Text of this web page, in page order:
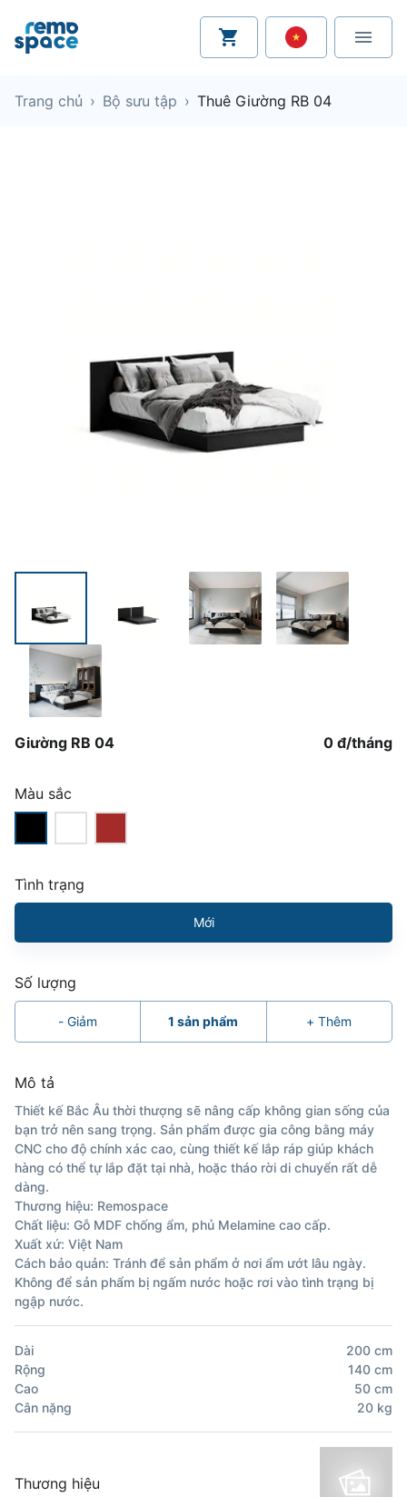
Trang chủ › Bộ sưu tập › Thuê Giường RB 04
Giường RB 04 0 đ/tháng
Màu sắc
Tình trạng
Mới
Số lượng
-Giảm 1 sản phẩm +Thêm
Mô tả
Thiết kế Bắc Âu thời thượng sẽ nâng cấp không gian sống của
bạn trở nên sang trọng. Sản phẩm được gia công bằng máy
CNC cho độ chính xác cao, cùng thiết kế lắp ráp giúp khách
hàng có thể tự lắp đặt tại nhà, hoặc tháo rời di chuyển rất dễ
dàng.
Thương hiệu: Remospace
Chất liệu: Gỗ MDF chống ẩm, phủ Melamine cao cấp.
Xuất xứ: Việt Nam
Cách bảo quản: Tránh để sản phẩm ở nơi ẩm ướt lâu ngày.
Không để sản phẩm bị ngấm nước hoặc rơi vào tình trạng bị
ngập nước.
Dài 200 cm
Rộng
140 cm
Cao
50 cm
Cân nặng
20 kg
Thương hiệu